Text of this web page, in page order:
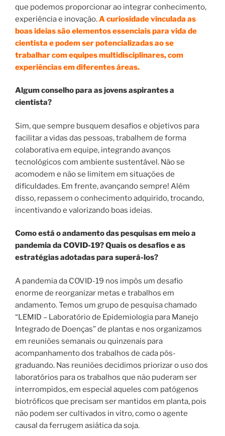
que podemos proporcionar ao integrar conhecimento,
experiência e inovação.A curiosidade vinculada as
boas ideias são elementos essenciais para vida de
cientista e podem ser potencializadas ao se
trabalhar com equipes multidisciplinares, com
experiências em diferentes áreas.
Algum conselho para as jovens aspirantes a
cientista?
Sim, que sempre busquem desafios e objetivos para
facilitar a vidas das pessoas, trabalhem de forma
colaborativa em equipe, integrando avanços
tecnológicos com ambiente sustentável. Não se
acomodem e não se limitem em situações de
dificuldades. Em frente, avançando sempre! Além
disso, repassem o conhecimento adquirido, trocando,
incentivando e valorizando boas ideias.
Como está o andamento das pesquisas em meio a
pandemia da COVID-19? Quais os desafios e as
estratégias adotadas para superá-los?
A pandemia da COVID-19 nos impôs um desafio
enorme de reorganizar metas e trabalhos em
andamento. Temos um grupo de pesquisa chamado
“LEMID – Laboratório de Epidemiologia para Manejo
Integrado de Doenças” de plantas e nos organizamos
em reuniões semanais ou quinzenais para
acompanhamento dos trabalhos de cada pós-
graduando. Nas reuniões decidimos priorizar o uso dos
laboratórios para os trabalhos que não puderam ser
interrompidos, em especial aqueles com patógenos
biotróficos que precisam ser mantidos em planta, pois
não podem ser cultivados in vitro, como o agente
causal da ferrugem asiática da soja.